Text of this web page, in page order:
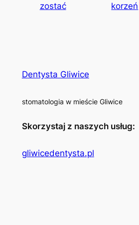
zostać
korzeń
Dentysta Gliwice
stomatologia w mieście Gliwice
Skorzystaj z naszych usług:
gliwicedentysta.pl